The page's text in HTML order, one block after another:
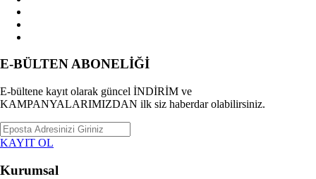
E-BÜLTEN ABONELİĞİ
E-bültene kayıt olarak güncel İNDİRİM ve
KAMPANYALARIMIZDAN ilk siz haberdar olabilirsiniz.
KAYIT OL
Kurumsal